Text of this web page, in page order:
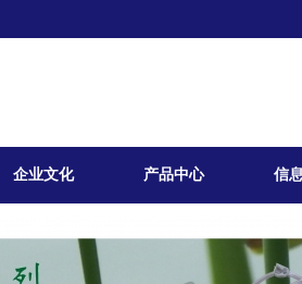
企业文化 产品中心 信